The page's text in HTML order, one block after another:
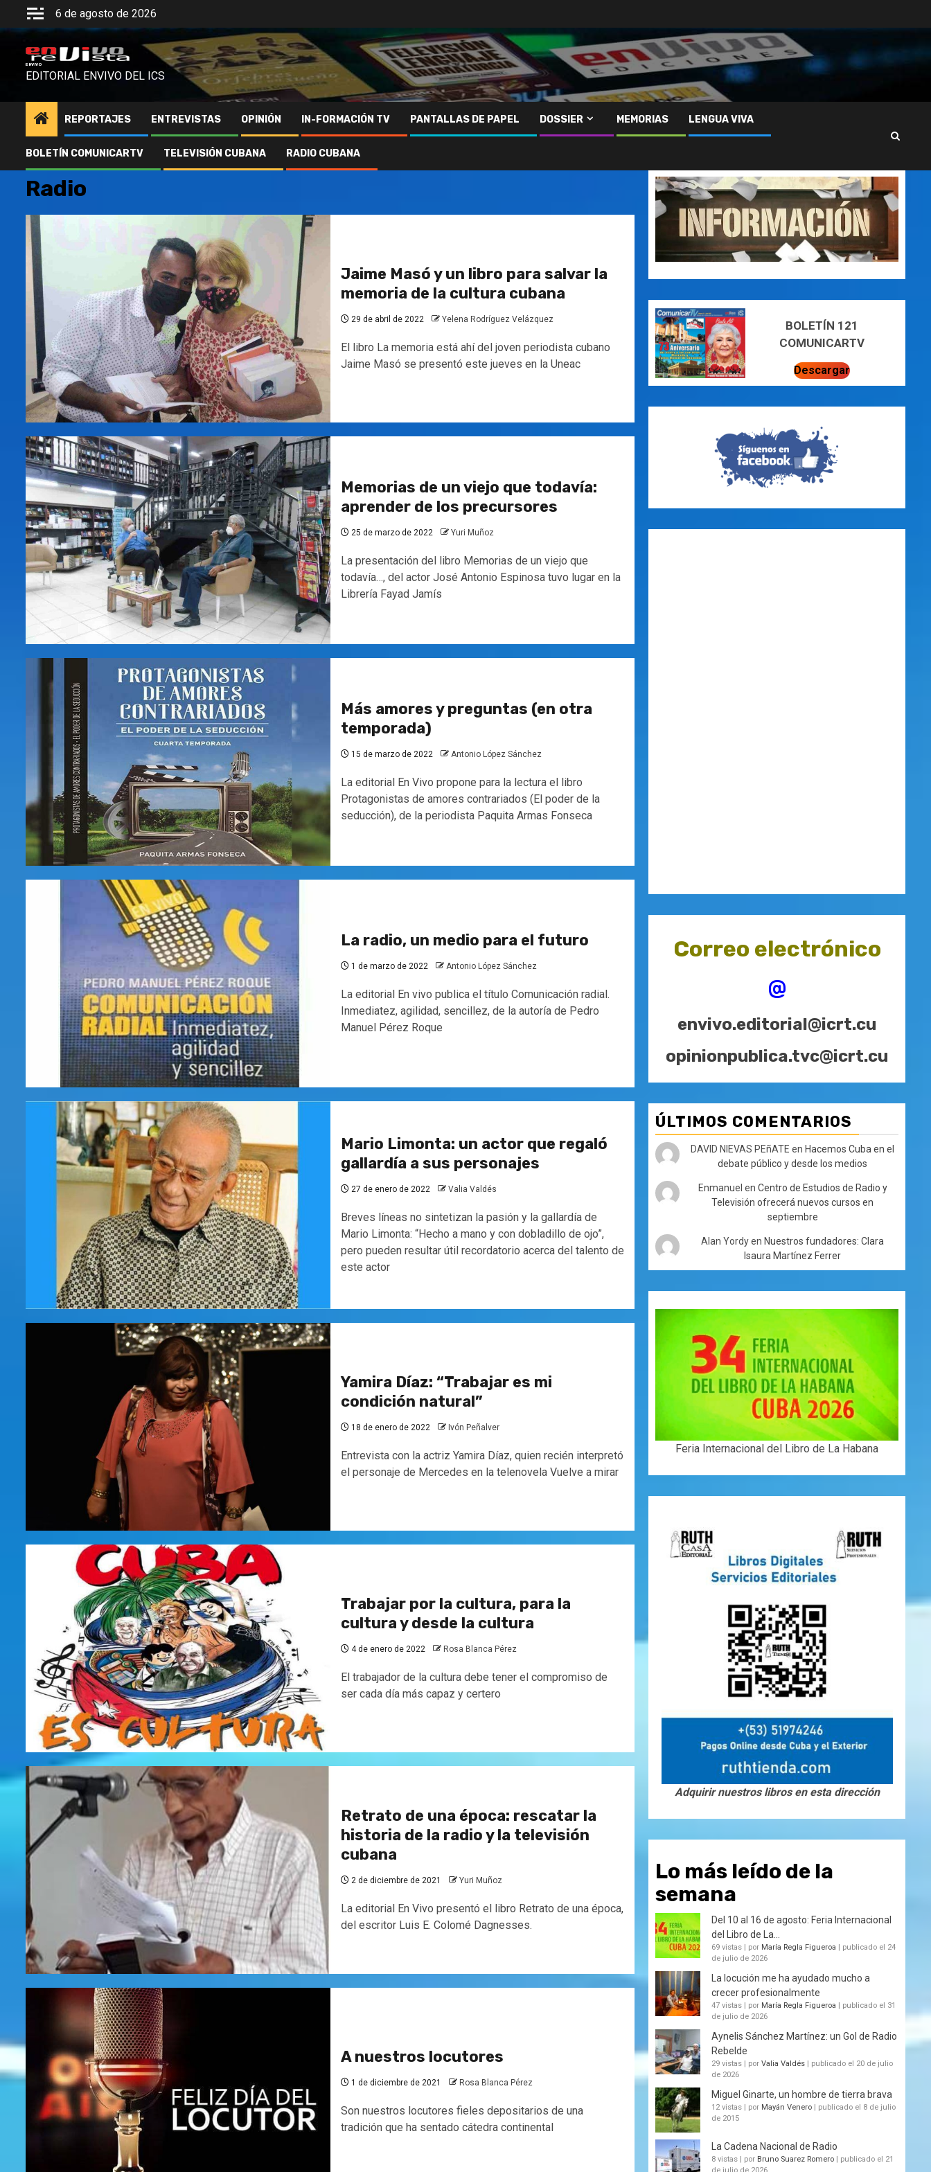
6 de agosto de 2026
ENVIVO
EDITORIAL ENVIVO DEL ICS
REPORTAJES ENTREVISTAS OPINIÓN IN-FORMACIÓN TV PANTALLAS DE PAPEL DOSSIER MEMORIAS LENGUA VIVA
BOLETÍN COMUNICARTV TELEVISIÓN CUBANA RADIO CUBANA
Radio
Jaime Masó y un libro para salvar la
memoria de la cultura cubana
29 de abril de 2022 Yelena Rodríguez Velázquez
El libro La memoria está ahí del joven periodista cubano
Jaime Masó se presentó este jueves en la Uneac
Memorias de un viejo que todavía:
aprender de los precursores
25 de marzo de 2022 Yuri Muñoz
La presentación del libro Memorias de un viejo que
todavía…, del actor José Antonio Espinosa tuvo lugar en la
Librería Fayad Jamís
Más amores y preguntas (en otra
temporada)
15 de marzo de 2022 Antonio López Sánchez
La editorial En Vivo propone para la lectura el libro
Protagonistas de amores contrariados (El poder de la
seducción), de la periodista Paquita Armas Fonseca
La radio, un medio para el futuro
1 de marzo de 2022 Antonio López Sánchez
La editorial En vivo publica el título Comunicación radial.
Inmediatez, agilidad, sencillez, de la autoría de Pedro
Manuel Pérez Roque
Mario Limonta: un actor que regaló
gallardía a sus personajes
27 de enero de 2022 Valia Valdés
Breves líneas no sintetizan la pasión y la gallardía de
Mario Limonta: “Hecho a mano y con dobladillo de ojo”,
pero pueden resultar útil recordatorio acerca del talento de
este actor
Yamira Díaz: “Trabajar es mi
condición natural”
18 de enero de 2022 Ivón Peñalver
Entrevista con la actriz Yamira Díaz, quien recién interpretó
el personaje de Mercedes en la telenovela Vuelve a mirar
Trabajar por la cultura, para la
cultura y desde la cultura
4 de enero de 2022 Rosa Blanca Pérez
El trabajador de la cultura debe tener el compromiso de
ser cada día más capaz y certero
Retrato de una época: rescatar la
historia de la radio y la televisión
cubana
2 de diciembre de 2021 Yuri Muñoz
La editorial En Vivo presentó el libro Retrato de una época,
del escritor Luis E. Colomé Dagnesses.
A nuestros locutores
1 de diciembre de 2021 Rosa Blanca Pérez
Son nuestros locutores fieles depositarios de una
tradición que ha sentado cátedra continental
BOLETÍN 121
COMUNICARTV
Descargar
Correo electrónico
@
envivo.editorial@icrt.cu
opinionpublica.tvc@icrt.cu
ÚLTIMOS COMENTARIOS
DAVID NIEVAS PEñATE en Hacemos Cuba en el
debate público y desde los medios
Enmanuel en Centro de Estudios de Radio y
Televisión ofrecerá nuevos cursos en
septiembre
Alan Yordyen Nuestros fundadores: Clara
Isaura Martínez Ferrer
Feria Internacional del Libro de La Habana
Adquirir nuestros libros en esta dirección
Lo más leído de la
semana
Del 10 al 16 de agosto: Feria Internacional
del Libro de La...
69 vistas | por María Regla Figueroa | publicado el 24
de julio de 2026
La locución me ha ayudado mucho a
crecer profesionalmente
47 vistas | por María Regla Figueroa | publicado el 31
de julio de 2026
Aynelis Sánchez Martínez: un Gol de Radio
Rebelde
29 vistas | por Valia Valdés | publicado el 20 de julio
de 2026
Miguel Ginarte, un hombre de tierra brava
12 vistas | por Mayán Venero | publicado el 8 de julio
de 2015
La Cadena Nacional de Radio
8 vistas | por Bruno Suarez Romero | publicado el 21
de julio de 2026